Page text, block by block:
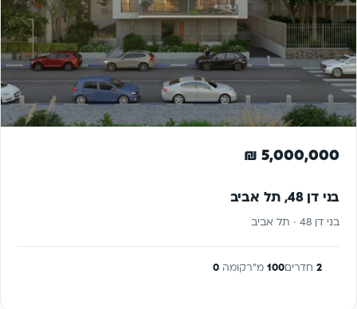
5,000,000 ₪
בני דן 48, תל אביב
בני דן 48 · תל אביב
2 חדרים100 מ"רקומה0